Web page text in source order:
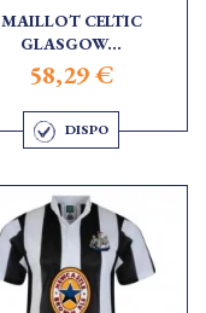
MAILLOT CELTIC
GLASGOW...
58,29 €
DISPO